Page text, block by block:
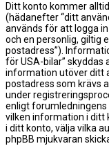
Ditt konto kommer
(hädanefter “ditt
används för att logga
och en personlig, giltig
postadress”).
för USA-bilar” skyddas
information utöver ditt
postadress som krävs
under
enligt forumledningens
vilken information i ditt
i ditt konto, välja vilka
phpBB mjukvaran